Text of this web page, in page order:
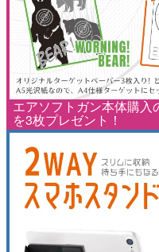
エアソフトガン本体購
を3枚プレゼント！